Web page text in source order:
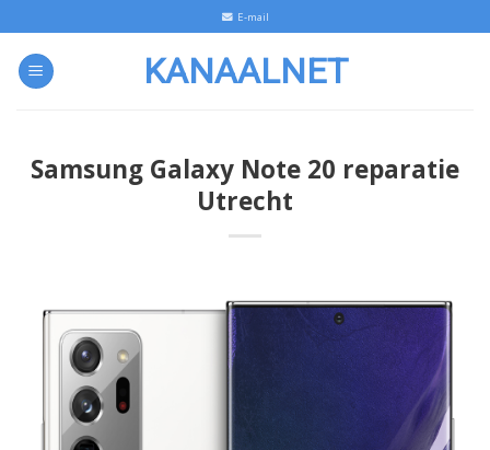
to
content
E-mail
KANAALNET
Samsung Galaxy Note 20 reparatie
Utrecht